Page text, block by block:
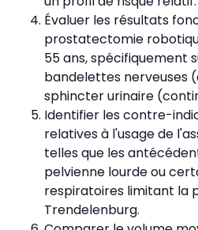
Évaluer les résultats
prostatectomie
55 ans, spécifiquement
bandelettes nerveuses
sphincter urinaire
Identifier les contre-
relatives à l'usage de
telles que les
pelvienne lourde ou
respiratoires limitant la
Trendelenburg.